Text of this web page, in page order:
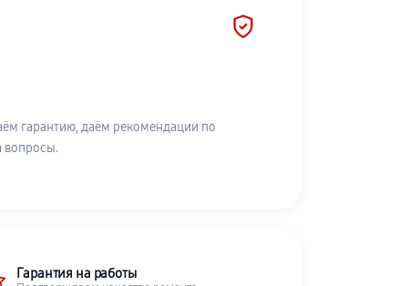
гарантию, даём рекомендации по
вопросы.
Гарантия на работы